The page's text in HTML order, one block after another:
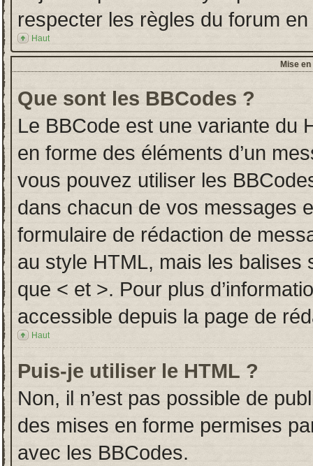
respecter les règles du forum
Haut
Mise
Que sont les BBCodes ?
Le BBCode est une variante du
en forme des éléments d’un
vous pouvez utiliser les
dans chacun de vos messages
formulaire de rédaction de
au style HTML, mais les
que < et >. Pour plus
accessible depuis la page de
Haut
Puis-je utiliser le HTML ?
Non, il n’est pas possible de
des mises en forme permises
avec les BBCodes.